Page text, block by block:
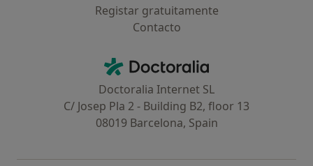
Registar gratuitamente
Contacto
Doctoralia - Homepage
Doctoralia Internet SL
C/ Josep Pla 2 - Building B2, floor 13
08019 Barcelona, Spain